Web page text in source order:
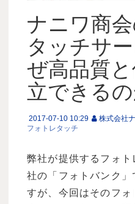
ナニワ商
タッチサ
ぜ高品質
立できる
2017-07-10 10:29 株式会社
フォトレタッチ
弊社が提供するフォ
社の「フォトバンク」
すが、今回はそのフ